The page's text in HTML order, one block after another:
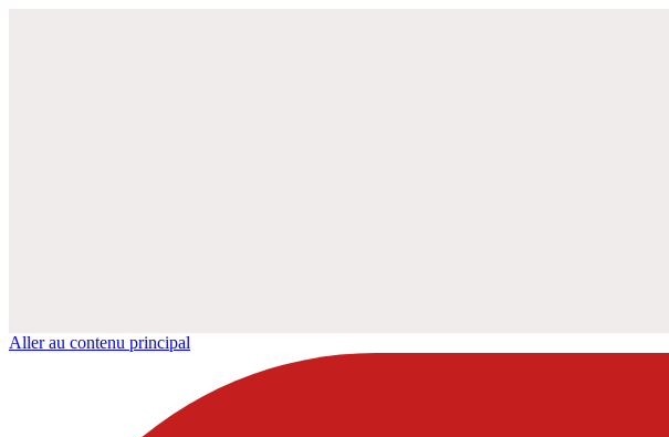
Aller au contenu principal